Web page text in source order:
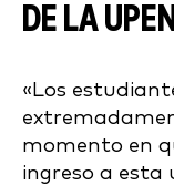
DE LA
«Los
momento en
ingreso a esta